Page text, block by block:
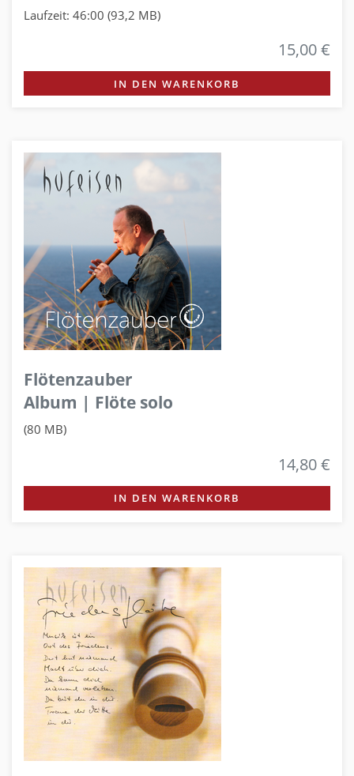
Laufzeit: 46:00 (93,2 MB)
15,00 €
IN DEN WARENKORB
Flötenzauber
Album | Flöte solo
(80 MB)
14,80 €
IN DEN WARENKORB